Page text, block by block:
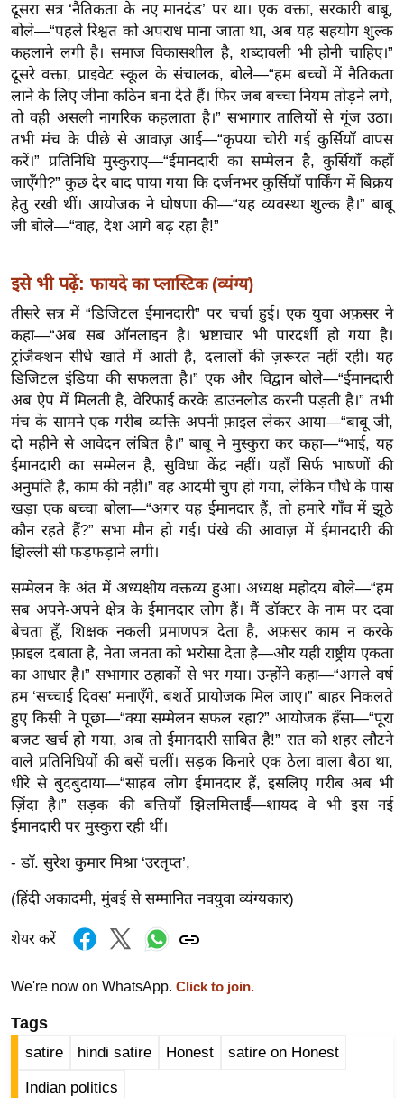
श
ख्सि
य
त
यं
ग
इं
डि
या
सा
त्य
ज
ग
त
ऑ
टो
व
र्ल्ड
न्यू
ज
ब्री
फ
म
नो
रं
ज
न
ज
ग
त
बॉ
ली
वु
ड
हॉ
ली
वु
ड
ल्म
मी
क्षा
B
दूसरा सत्र ‘नैतिकता के नए मानदंड’ पर था। एक वक्ता, सरकारी बाबू,
बोले—“पहले रिश्वत को अपराध माना जाता था, अब यह सहयोग शुल्क
कहलाने लगी है। समाज विकासशील है, शब्दावली भी होनी चाहिए।”
दूसरे वक्ता, प्राइवेट स्कूल के संचालक, बोले—“हम बच्चों में नैतिकता
लाने के लिए जीना कठिन बना देते हैं। फिर जब बच्चा नियम तोड़ने लगे,
तो वही असली नागरिक कहलाता है।” सभागार तालियों से गूंज उठा।
तभी मंच के पीछे से आवाज़ आई—“कृपया चोरी गई कुर्सियाँ वापस
करें।” प्रतिनिधि मुस्कुराए—“ईमानदारी का सम्मेलन है, कुर्सियाँ कहाँ
जाएँगी?” कुछ देर बाद पाया गया कि दर्जनभर कुर्सियाँ पार्किंग में बिक्रय
हेतु रखी थीं। आयोजक ने घोषणा की—“यह व्यवस्था शुल्क है।” बाबू
जी बोले—“वाह, देश आगे बढ़ रहा है!”
इसे भी पढ़ें: फायदे का प्लास्टिक (व्यंग्य)
तीसरे सत्र में “डिजिटल ईमानदारी” पर चर्चा हुई। एक युवा अफ़सर ने
कहा—“अब सब ऑनलाइन है। भ्रष्टाचार भी पारदर्शी हो गया है।
ट्रांजैक्शन सीधे खाते में आती है, दलालों की ज़रूरत नहीं रही। यह
डिजिटल इंडिया की सफलता है।” एक और विद्वान बोले—“ईमानदारी
अब ऐप में मिलती है, वेरिफाई करके डाउनलोड करनी पड़ती है।” तभी
मंच के सामने एक गरीब व्यक्ति अपनी फ़ाइल लेकर आया—“बाबू जी,
दो महीने से आवेदन लंबित है।” बाबू ने मुस्कुरा कर कहा—“भाई, यह
ईमानदारी का सम्मेलन है, सुविधा केंद्र नहीं। यहाँ सिर्फ भाषणों की
अनुमति है, काम की नहीं।” वह आदमी चुप हो गया, लेकिन पौधे के पास
खड़ा एक बच्चा बोला—“अगर यह ईमानदार हैं, तो हमारे गाँव में झूठे
कौन रहते हैं?” सभा मौन हो गई। पंखे की आवाज़ में ईमानदारी की
झिल्ली सी फड़फड़ाने लगी।
सम्मेलन के अंत में अध्यक्षीय वक्तव्य हुआ। अध्यक्ष महोदय बोले—“हम
सब अपने-अपने क्षेत्र के ईमानदार लोग हैं। मैं डॉक्टर के नाम पर दवा
बेचता हूँ, शिक्षक नकली प्रमाणपत्र देता है, अफ़सर काम न करके
फ़ाइल दबाता है, नेता जनता को भरोसा देता है—और यही राष्ट्रीय एकता
का आधार है।” सभागार ठहाकों से भर गया। उन्होंने कहा—“अगले वर्ष
हम ‘सच्चाई दिवस’ मनाएँगे, बशर्ते प्रायोजक मिल जाए।” बाहर निकलते
हुए किसी ने पूछा—“क्या सम्मेलन सफल रहा?” आयोजक हँसा—“पूरा
बजट खर्च हो गया, अब तो ईमानदारी साबित है!” रात को शहर लौटने
वाले प्रतिनिधियों की बसें चलीं। सड़क किनारे एक ठेला वाला बैठा था,
धीरे से बुदबुदाया—“साहब लोग ईमानदार हैं, इसलिए गरीब अब भी
ज़िंदा है।” सड़क की बत्तियाँ झिलमिलाईं—शायद वे भी इस नई
ईमानदारी पर मुस्कुरा रही थीं।
- डॉ. सुरेश कुमार मिश्रा ‘उरतृप्त’,
(हिंदी अकादमी, मुंबई से सम्मानित नवयुवा व्यंग्यकार)
शेयर करें
We're now on WhatsApp. Click to join.
Tags
satire hindi satire Honest satire on Honest
Indian politics